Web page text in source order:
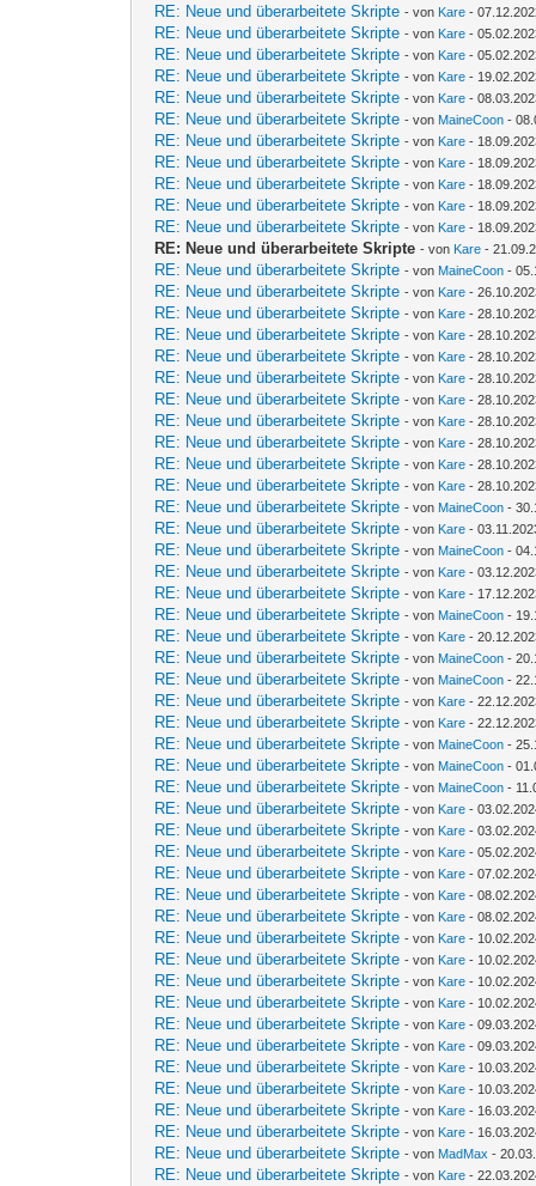
RE: Neue und überarbeitete Skripte - von Kare -
RE: Neue und überarbeitete Skripte - von Kare -
RE: Neue und überarbeitete Skripte - von Kare -
RE: Neue und überarbeitete Skripte - von Kare -
RE: Neue und überarbeitete Skripte - von Kare -
RE: Neue und überarbeitete Skripte - von MaineCoon -
RE: Neue und überarbeitete Skripte - von Kare -
RE: Neue und überarbeitete Skripte - von Kare -
RE: Neue und überarbeitete Skripte - von Kare -
RE: Neue und überarbeitete Skripte - von Kare -
RE: Neue und überarbeitete Skripte - von Kare -
RE: Neue und überarbeitete Skripte - von Kare -
RE: Neue und überarbeitete Skripte - von MaineCoon -
RE: Neue und überarbeitete Skripte - von Kare -
RE: Neue und überarbeitete Skripte - von Kare -
RE: Neue und überarbeitete Skripte - von Kare -
RE: Neue und überarbeitete Skripte - von Kare -
RE: Neue und überarbeitete Skripte - von Kare -
RE: Neue und überarbeitete Skripte - von Kare -
RE: Neue und überarbeitete Skripte - von Kare -
RE: Neue und überarbeitete Skripte - von Kare -
RE: Neue und überarbeitete Skripte - von Kare -
RE: Neue und überarbeitete Skripte - von Kare -
RE: Neue und überarbeitete Skripte - von MaineCoon -
RE: Neue und überarbeitete Skripte - von Kare -
RE: Neue und überarbeitete Skripte - von MaineCoon -
RE: Neue und überarbeitete Skripte - von Kare -
RE: Neue und überarbeitete Skripte - von Kare -
RE: Neue und überarbeitete Skripte - von MaineCoon -
RE: Neue und überarbeitete Skripte - von Kare -
RE: Neue und überarbeitete Skripte - von MaineCoon -
RE: Neue und überarbeitete Skripte - von MaineCoon -
RE: Neue und überarbeitete Skripte - von Kare -
RE: Neue und überarbeitete Skripte - von Kare -
RE: Neue und überarbeitete Skripte - von MaineCoon -
RE: Neue und überarbeitete Skripte - von MaineCoon -
RE: Neue und überarbeitete Skripte - von MaineCoon -
RE: Neue und überarbeitete Skripte - von Kare -
RE: Neue und überarbeitete Skripte - von Kare -
RE: Neue und überarbeitete Skripte - von Kare -
RE: Neue und überarbeitete Skripte - von Kare -
RE: Neue und überarbeitete Skripte - von Kare -
RE: Neue und überarbeitete Skripte - von Kare -
RE: Neue und überarbeitete Skripte - von Kare -
RE: Neue und überarbeitete Skripte - von Kare -
RE: Neue und überarbeitete Skripte - von Kare -
RE: Neue und überarbeitete Skripte - von Kare -
RE: Neue und überarbeitete Skripte - von Kare -
RE: Neue und überarbeitete Skripte - von Kare -
RE: Neue und überarbeitete Skripte - von Kare -
RE: Neue und überarbeitete Skripte - von Kare -
RE: Neue und überarbeitete Skripte - von Kare -
RE: Neue und überarbeitete Skripte - von Kare -
RE: Neue und überarbeitete Skripte - von MadMax -
RE: Neue und überarbeitete Skripte - von Kare -